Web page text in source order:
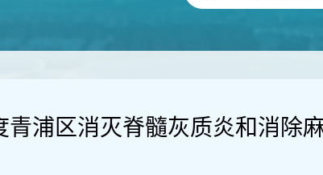
浦区消灭脊髓灰质炎和消除